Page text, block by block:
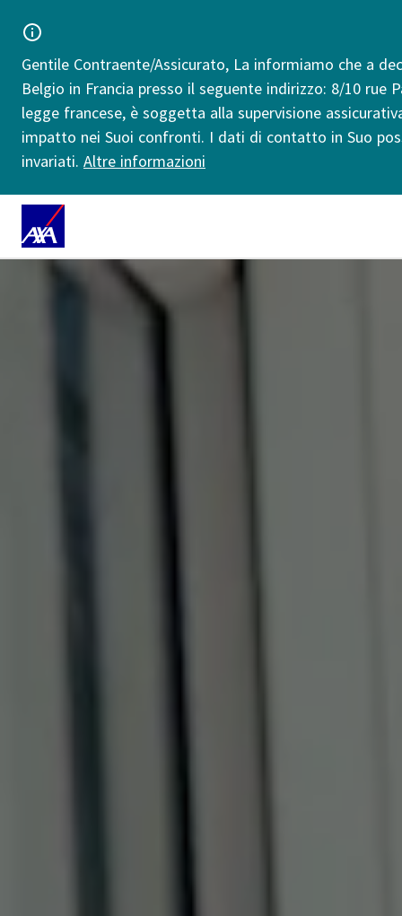
Gentile Contraente/Assicurato, La informiamo che a
Belgio in Francia presso il seguente indirizzo: 8/10 rue
legge francese, è soggetta alla supervisione
impatto nei Suoi confronti. I dati di contatto in Suo
invariati. Altre informazioni